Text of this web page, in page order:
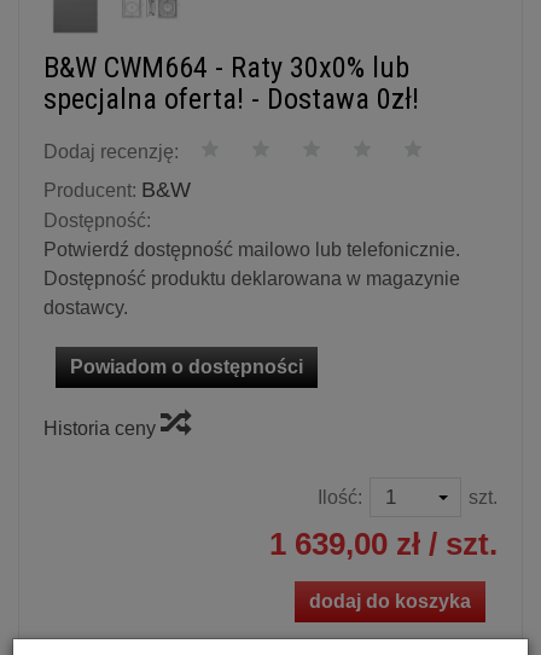
B&W CWM664 - Raty 30x0% lub
specjalna oferta! - Dostawa 0zł!
Dodaj recenzję:
Producent: B&W
Dostępność:
Potwierdź dostępność mailowo lub telefonicznie.
Dostępność produktu deklarowana w magazynie
dostawcy.
Powiadom o dostępności
Historia ceny
Ilość: szt.
1 639,00 zł / szt.
dodaj do koszyka